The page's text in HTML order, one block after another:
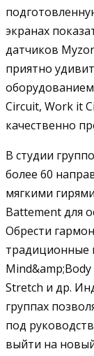
экранах
датчиков
приятно
Circuit, Work it
качественно
В студии
более 60
мягкими
Battement для
Обрести
традиционные
Stretch и др.
группах
под
выйти на